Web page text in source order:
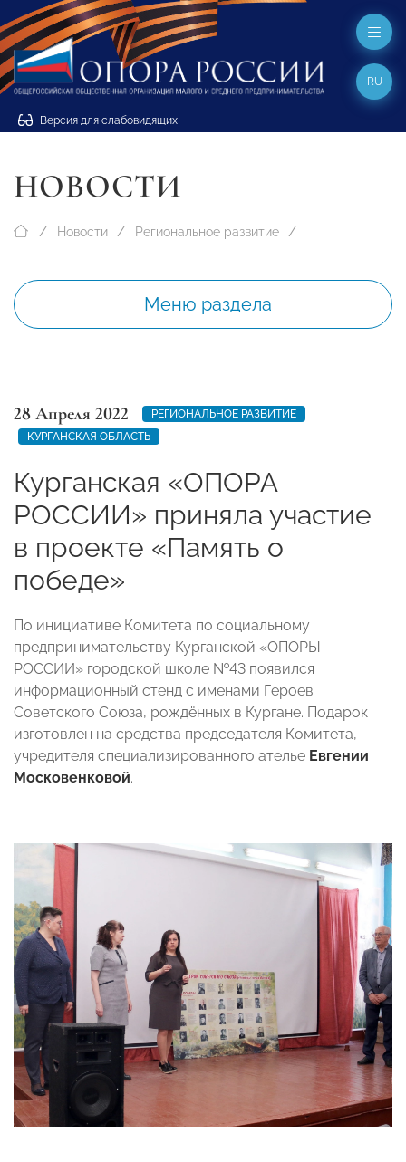
Версия для слабовидящих
RU
НОВОСТИ
Новости Региональное развитие
Меню раздела
28 Апреля 2022
РЕГИОНАЛЬНОЕ РАЗВИТИЕ
КУРГАНСКАЯ ОБЛАСТЬ
Курганская «ОПОРА
РОССИИ» приняла участие
в проекте «Память о
победе»
По инициативе Комитета по социальному
предпринимательству Курганской «ОПОРЫ
РОССИИ» городской школе №43 появился
информационный стенд с именами Героев
Советского Союза, рождённых в Кургане. Подарок
изготовлен на средства председателя Комитета,
учредителя специализированного ателье Евгении
Московенковой.